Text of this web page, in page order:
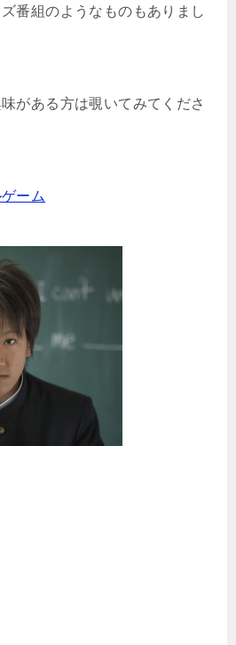
番組のようなものもありまし
がある方は覗いてみてくださ
ーム